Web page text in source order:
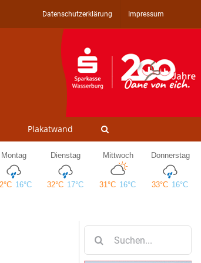
Datenschutzerklärung Impressum
Plakatwand
nach: